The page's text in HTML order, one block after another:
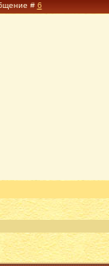
# 6